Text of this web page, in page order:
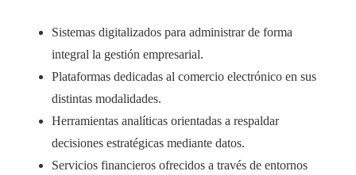
Sistemas digitalizados para administrar de forma
integral la gestión empresarial.
Plataformas dedicadas al comercio electrónico en sus
distintas modalidades.
Herramientas analíticas orientadas a respaldar
decisiones estratégicas mediante datos.
Servicios financieros ofrecidos a través de entornos